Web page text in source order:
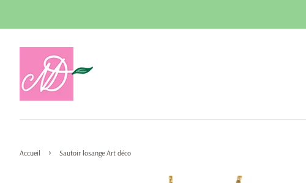
Accueil › Sautoir losange Art déco